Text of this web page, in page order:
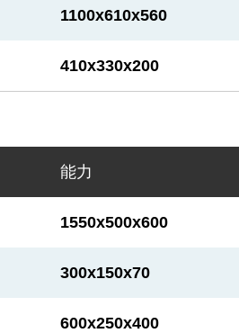
1100x610x560
410x330x200
能力
1550x500x600
300x150x70
600x250x400